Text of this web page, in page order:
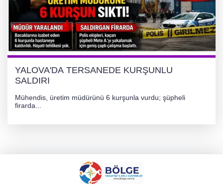
YALOVA'DA TERSANEDE KURŞUNLU
SALDIRI
Mühendis, üretim müdürünü 6 kurşunla vurdu; şüpheli
firarda...